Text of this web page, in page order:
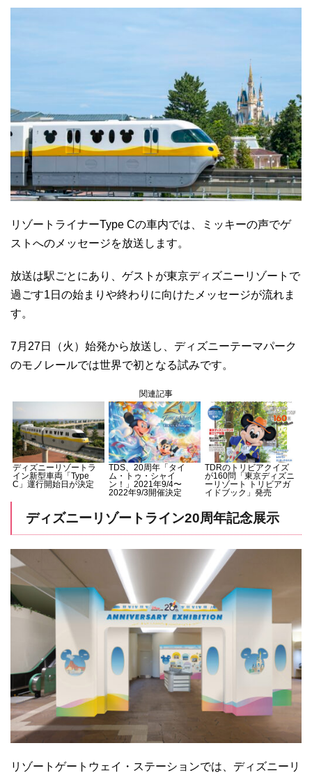
リゾートライナーType Cの車内では、ミッキーの声でゲ
ストへのメッセージを放送します。
放送は駅ごとにあり、ゲストが東京ディズニーリゾートで
過ごす1日の始まりや終わりに向けたメッセージが流れま
す。
7月27日（火）始発から放送し、ディズニーテーマパーク
のモノレールでは世界で初となる試みです。
関連記事
ディズニーリゾートラ
イン新型車両「Type
C」運行開始日が決定
TDS、20周年「タイ
ム・トゥ・シャイ
ン！」2021年9/4〜
2022年9/3開催決定
TDRのトリビアクイズ
が160問「東京ディズニ
ーリゾート トリビアガ
イドブック」発売
ディズニーリゾートライン20周年記念展示
リゾートゲートウェイ・ステーションでは、ディズニーリ